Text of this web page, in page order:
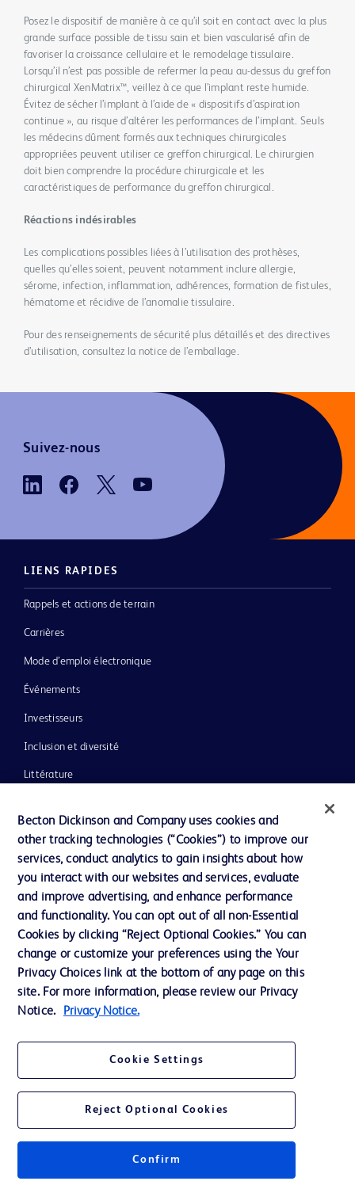
Posez le dispositif de manière à ce qu’il soit en contact avec la plus
grande surface possible de tissu sain et bien vascularisé afin de
favoriser la croissance cellulaire et le remodelage tissulaire.
Lorsqu’il n’est pas possible de refermer la peau au-dessus du greffon
chirurgical XenMatrix™, veillez à ce que l’implant reste humide.
Évitez de sécher l’implant à l’aide de « dispositifs d’aspiration
continue », au risque d’altérer les performances de l’implant. Seuls
les médecins dûment formés aux techniques chirurgicales
appropriées peuvent utiliser ce greffon chirurgical. Le chirurgien
doit bien comprendre la procédure chirurgicale et les
caractéristiques de performance du greffon chirurgical.
Réactions indésirables
Les complications possibles liées à l’utilisation des prothèses,
quelles qu’elles soient, peuvent notamment inclure allergie,
sérome, infection, inflammation, adhérences, formation de fistules,
hématome et récidive de l’anomalie tissulaire.
Pour des renseignements de sécurité plus détaillés et des directives
d’utilisation, consultez la notice de l’emballage.
Suivez-nous
LIENS RAPIDES
Rappels et actions de terrain
Carrières
Mode d’emploi électronique
Événements
Investisseurs
Inclusion et diversité
Littérature
Notre entreprise
Éthique et conformité
Assistance
Nous contacter
Préférences en matière de cookies
Confidentialité
Accessibilité du site Web
© 2026 BD. Tous droits réservés. BD et le logo de BD sont des marques
Becton Dickinson and Company uses cookies and
other tracking technologies (“Cookies”) to improve our
services, conduct analytics to gain insights about how
you interact with our websites and services, evaluate
and improve advertising, and enhance performance
and functionality. You can opt out of all non-Essential
Cookies by clicking “Reject Optional Cookies.” You can
change or customize your preferences using the Your
Privacy Choices link at the bottom of any page on this
site. For more information, please review our Privacy
Notice.
Privacy Notice.
Cookie Settings
Reject Optional Cookies
Confirm